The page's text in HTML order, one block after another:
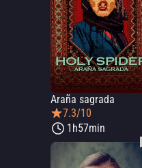
Araña sagrada
7.3/10
1h57min